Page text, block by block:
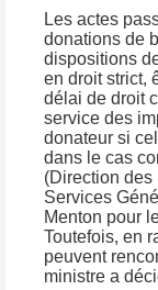
Les actes
donations de
dispositions
en droit strict,
délai de droit
service des
donateur si
dans le cas
(Direction des
Services
Menton pour
Toutefois, en
peuvent
ministre a